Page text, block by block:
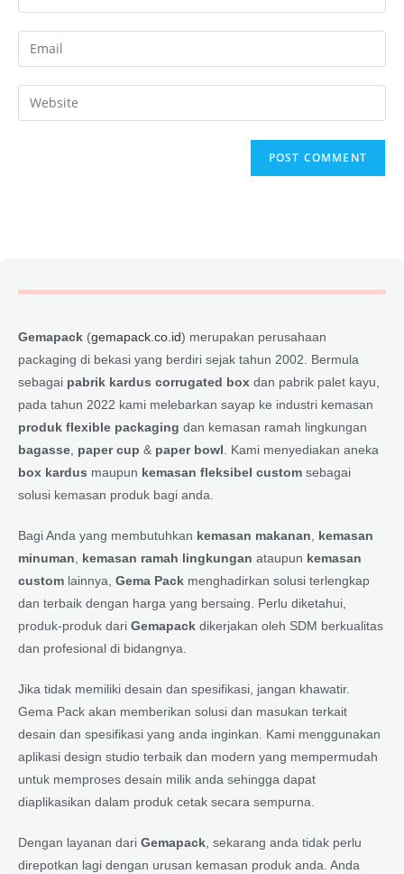
Gemapack (gemapack.co.id) merupakan perusahaan
packaging di bekasi yang berdiri sejak tahun 2002. Bermula
sebagai pabrik kardus corrugated box dan pabrik palet kayu,
pada tahun 2022 kami melebarkan sayap ke industri kemasan
produk flexible packaging dan kemasan ramah lingkungan
bagasse paper cup & paper bowl . Kami menyediakan aneka
box kardus maupun kemasan fleksibel custom sebagai
solusi kemasan produk bagi anda.
Bagi Anda yang membutuhkan kemasan makanan
kemasan
minuman
kemasan ramah lingkungan ataupun kemasan
custom lainnya, Gema Pack menghadirkan solusi terlengkap
dan terbaik dengan harga yang bersaing. Perlu diketahui,
produk-produk dari Gemapack dikerjakan oleh SDM berkualitas
dan profesional di bidangnya.
Jika tidak memiliki desain dan spesifikasi, jangan khawatir.
Gema Pack akan memberikan solusi dan masukan terkait
desain dan spesifikasi yang anda inginkan. Kami menggunakan
aplikasi design studio terbaik dan modern yang mempermudah
untuk memproses desain milik anda sehingga dapat
diaplikasikan dalam produk cetak secara sempurna.
Dengan layanan dari Gemapack , sekarang anda tidak perlu
direpotkan lagi dengan urusan kemasan produk anda. Anda